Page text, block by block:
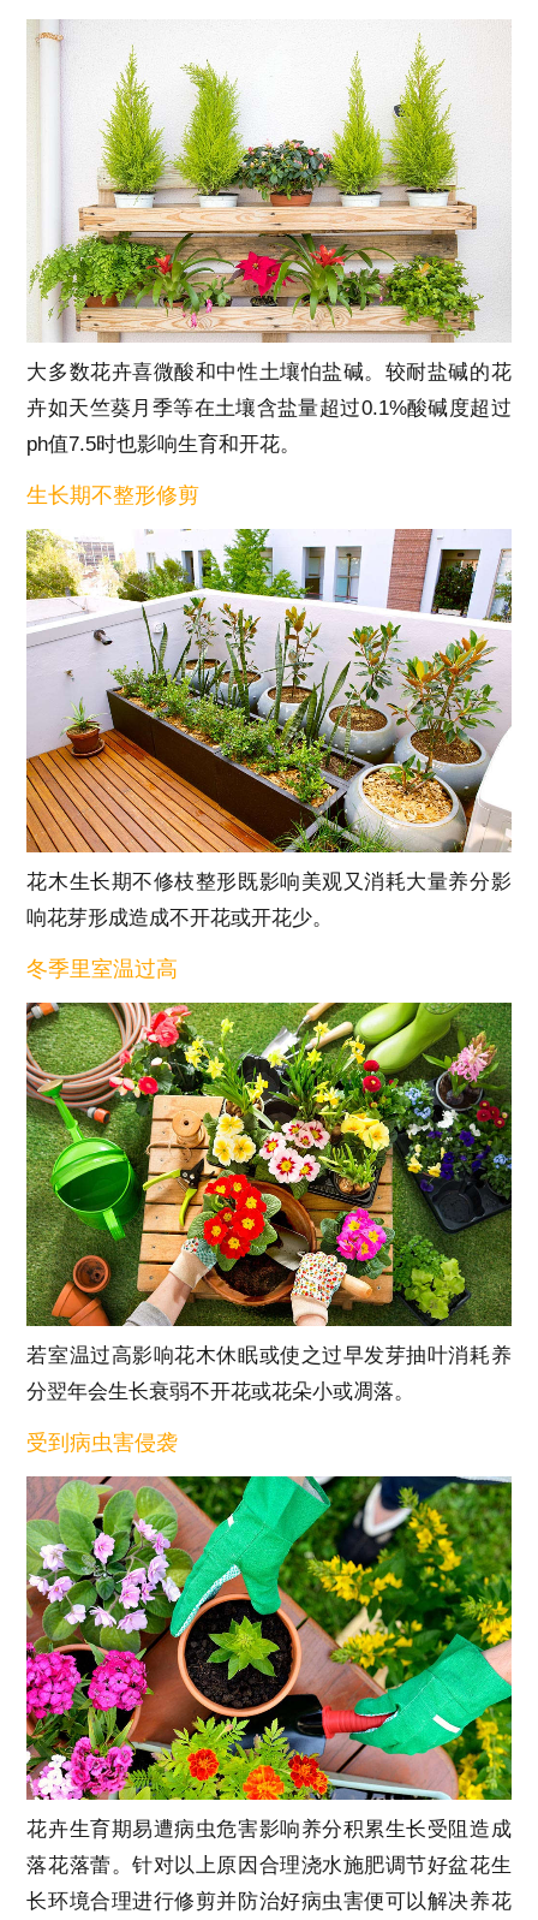
大多数花卉喜微酸和中性土壤怕盐碱。较耐盐碱的花
卉如天竺葵月季等在土壤含盐量超过0.1%酸碱度超过
ph值7.5时也影响生育和开花。
生长期不整形修剪
花木生长期不修枝整形既影响美观又消耗大量养分影
响花芽形成造成不开花或开花少。
冬季里室温过高
若室温过高影响花木休眠或使之过早发芽抽叶消耗养
分翌年会生长衰弱不开花或花朵小或凋落。
受到病虫害侵袭
花卉生育期易遭病虫危害影响养分积累生长受阻造成
落花落蕾。针对以上原因合理浇水施肥调节好盆花生
长环境合理进行修剪并防治好病虫害便可以解决养花